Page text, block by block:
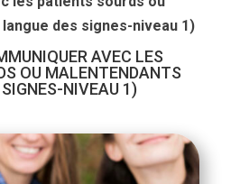
des signes-niveau 1)
AVEC LES
OU MALENTENDANTS
NIVEAU 1)